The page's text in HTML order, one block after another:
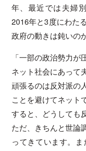
年、最近では夫婦
2016年と3度にわた
政府の動きは鈍いの
「一部の政治勢力
ネット社会にあって
頑張るのは反対派の
ことを避けてネット
すると、どうしても
ただ、きちんと世論
ってきています。